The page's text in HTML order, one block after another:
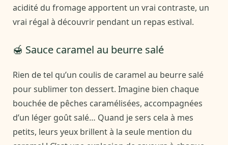
acidité du fromage apportent un vrai contraste, un
vrai régal à découvrir pendant un repas estival.
🍯 Sauce caramel au beurre salé
Rien de tel qu’un coulis de caramel au beurre salé
pour sublimer ton dessert. Imagine bien chaque
bouchée de pêches caramélisées, accompagnées
d’un léger goût salé… Quand je sers cela à mes
petits, leurs yeux brillent à la seule mention du